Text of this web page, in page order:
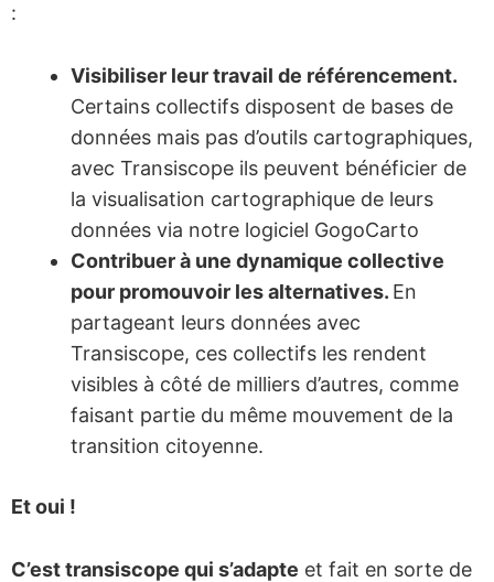
:
Visibiliser leur travail de référencement.
Certains collectifs disposent de bases de
données mais pas d’outils cartographiques,
avec Transiscope ils peuvent bénéficier de
la visualisation cartographique de leurs
données via notre logiciel GogoCarto
Contribuer à une dynamique collective
pour promouvoir les alternatives. En
partageant leurs données avec
Transiscope, ces collectifs les rendent
visibles à côté de milliers d’autres, comme
faisant partie du même mouvement de la
transition citoyenne.
Et oui !
C’est transiscope qui s’adapte et fait en sorte de